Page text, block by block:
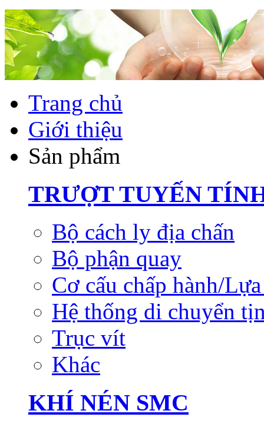
Trang chủ
Giới thiệu
Sản phẩm
TRƯỢT TUYẾN
Bộ cách ly địa chấn
Bộ phận quay
Cơ cấu chấp hành/
Hệ thống di chuyển
Trục vít
Khác
KHÍ NÉN SMC